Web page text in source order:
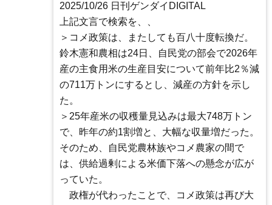
2025/10/26 日刊ゲンダイDIGITAL
上記文言で検索を、、
＞コメ政策は、またしても百八十度転換だ。
鈴木憲和農相は24日、自民党の部会で2026年
産の主食用米の生産目安について前年比2％減
の711万トンにするとし、減産の方針を示し
た。
＞25年産米の収穫量見込みは最大748万トン
で、昨年の約1割増と、大幅な収量増だった。
そのため、自民党農林族やコメ農家の間で
は、供給過剰による米価下落への懸念が広が
っていた。
政権が代わったことで、コメ政策は再び大